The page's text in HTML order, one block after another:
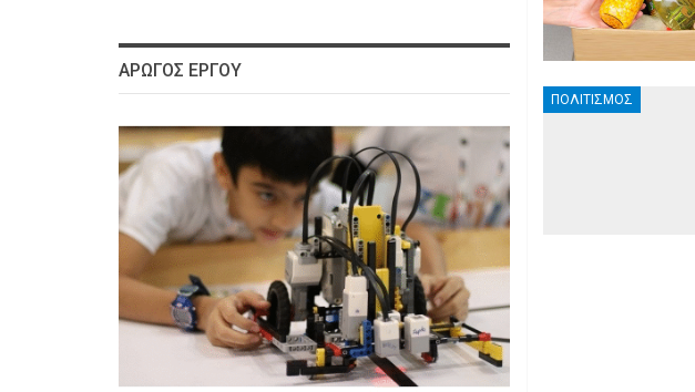
ΠΟΛΙΤΙΣΜΌΣ
ΑΡΩΓΌΣ ΈΡΓΟΥ